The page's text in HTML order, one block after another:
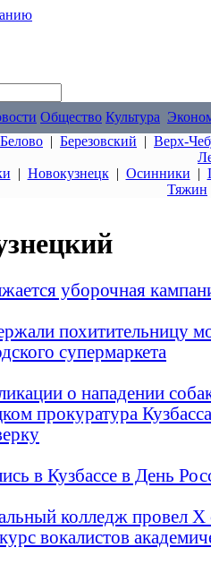
Общество Культура
Белово | Березовский | Верх-
| Новокузнецк| Осинники |
Тяжин
уборочная
похитительницу
супермаркета
о нападении
прокуратура Кузбасса
в Кузбассе в День
колледж провел
вокалистов